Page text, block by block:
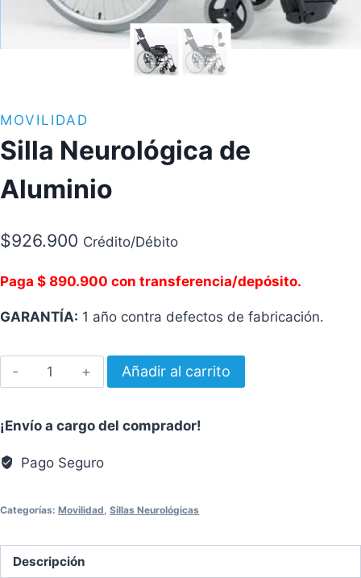
MOVILIDAD
Silla Neurológica de
Aluminio
$926.900 Crédito/Débito
Paga $ 890.900 con transferencia/depósito.
GARANTÍA: 1 año contra defectos de fabricación.
Silla
Neurológica
Aluminio
Añadir al carrito
¡Envío a cargo del comprador!
Pago Seguro
Categorías: Movilidad Sillas Neurológicas
Descripción